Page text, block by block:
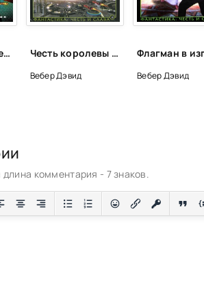
Маленькая победоносная война - Дэвид Вебер Честь королевы - Дэвид Вебер
Вебер Дэвид Вебер Дэвид
комментария - 7 знаков.